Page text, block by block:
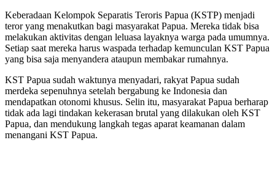
Keberadaan Kelompok Separatis Teroris Papua (KSTP) menjadi
teror yang menakutkan bagi masyarakat Papua. Mereka tidak bisa
melakukan aktivitas dengan leluasa layaknya warga pada umumnya.
Setiap saat mereka harus waspada terhadap kemunculan KST Papua
yang bisa saja menyandera ataupun membakar rumahnya.
KST Papua sudah waktunya menyadari, rakyat Papua sudah
merdeka sepenuhnya setelah bergabung ke Indonesia dan
mendapatkan otonomi khusus. Selin itu, masyarakat Papua berharap
tidak ada lagi tindakan kekerasan brutal yang dilakukan oleh KST
Papua, dan mendukung langkah tegas aparat keamanan dalam
menangani KST Papua.